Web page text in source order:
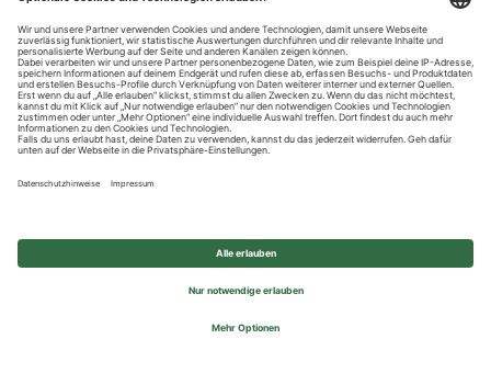
Datenschutzhinweise
Impressum
Privatsphäre-Einstellungen
© 2026 REWE Group - All rights reserved